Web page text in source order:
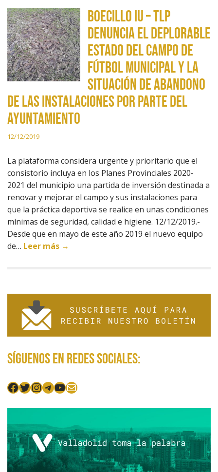
Boecillo IU – TLP
denuncia el deplorable
estado del campo de
fútbol municipal y la
situación de abandono
de las instalaciones por parte del
ayuntamiento
12/12/2019
La plataforma considera urgente y prioritario que el
consistorio incluya en los Planes Provinciales 2020-
2021 del municipio una partida de inversión destinada a
renovar y mejorar el campo y sus instalaciones para
que la práctica deportiva se realice en unas condiciones
mínimas de seguridad, calidad e higiene. 12/12/2019.-
Desde que en mayo de este año 2019 el nuevo equipo
de… Leer más →
Síguenos en redes sociales:
Facebook
Twitter
Instagram
Telegram
YouTube
Mail